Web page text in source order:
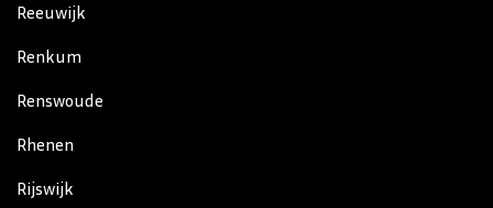
Reeuwijk
Renkum
Renswoude
Rhenen
Rijswijk